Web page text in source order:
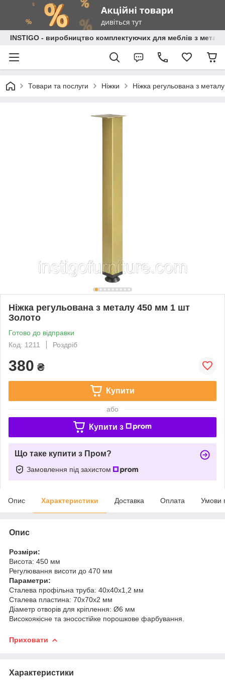
INSTIGO - виробництво комплектуючих для меблів з металу
Товари та послуги Ніжки Ніжка регульована з
Ніжка регульована з металу 450 мм 1 шт
Золото
Готово до відправки
Код: 1211
Роздріб
380 ₴
Купити
або
Купити з
Що таке купити з Пром?
Замовлення під захистом
Опис Характеристики Доставка Оплата Умови
Опис
Розміри:
Висота: 450 мм
Регулювання висоти до 470 мм
Параметри:
Сталева профільна труба: 40x40x1,2 мм
Сталева пластина: 70x70x2 мм
Діаметр отворів для кріплення: Ø6 мм
Високоякісне та зносостійке порошкове фарбування.
Приховати
Характеристики